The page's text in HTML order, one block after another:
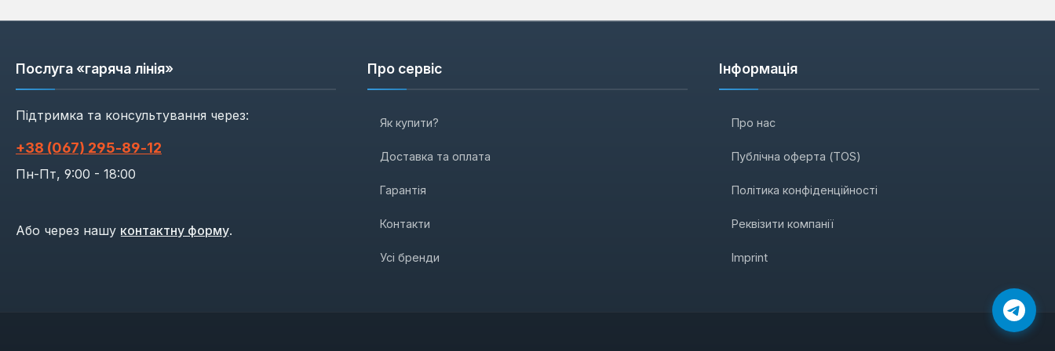
Послуга «гаряча лінія»
Підтримка та консультування через:
+38 (067) 295‑89‑12
Пн-Пт, 9:00 - 18:00
Або через нашу контактну форму.
Про сервіс
Як купити?
Доставка та оплата
Гарантія
Контакти
Усі бренди
Інформація
Про нас
Публічна оферта (TOS)
Політика конфіденційності
Реквізити компанії
Imprint